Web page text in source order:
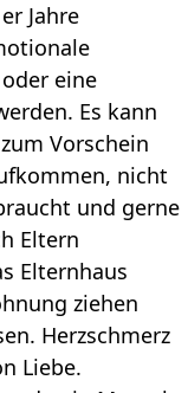
Jahre
oder eine
Es kann
zum Vorschein
nicht
und gerne
Eltern
Elternhaus
ziehen
Herzschmerz
Liebe.